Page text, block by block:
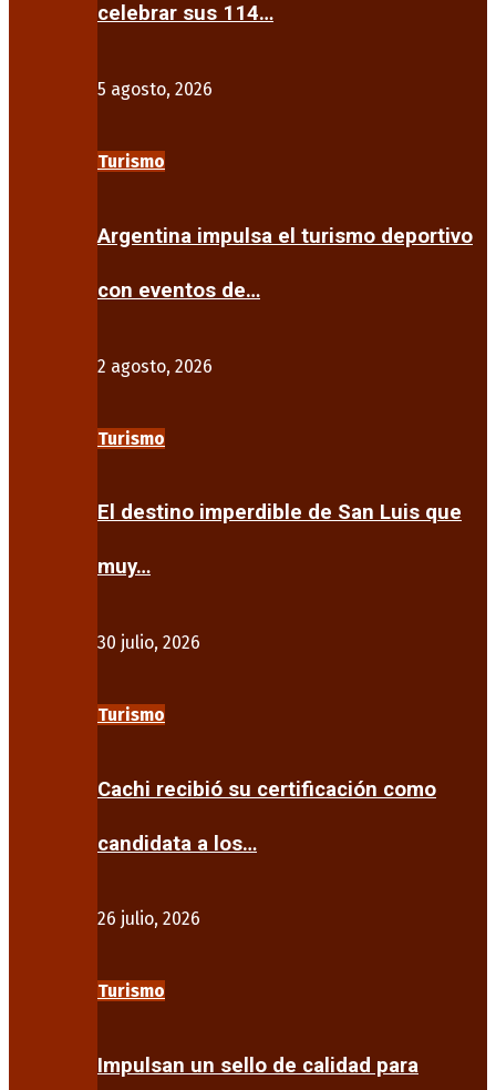
celebrar sus 114…
5 agosto, 2026
Turismo
Argentina impulsa el turismo deportivo
con eventos de…
2 agosto, 2026
Turismo
El destino imperdible de San Luis que
muy…
30 julio, 2026
Turismo
Cachi recibió su certificación como
candidata a los…
26 julio, 2026
Turismo
Impulsan un sello de calidad para